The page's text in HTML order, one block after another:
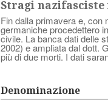
Stragi nazifasciste
Fin dalla primavera e, con
germaniche procedettero
civile. La banca dati delle
2002) e ampliata dal dott.
più di due morti. I dati
Denominazione